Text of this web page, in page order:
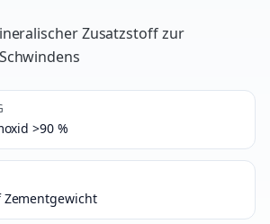
Zusatzstoff zur
>90 %
Zementgewicht